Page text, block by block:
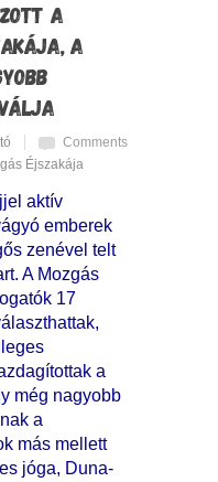
A
A
Comments
Éjszakája
aktív
emberek
zenével telt
A Mozgás
17
a
még nagyobb
a
más mellett
jóga, Duna-